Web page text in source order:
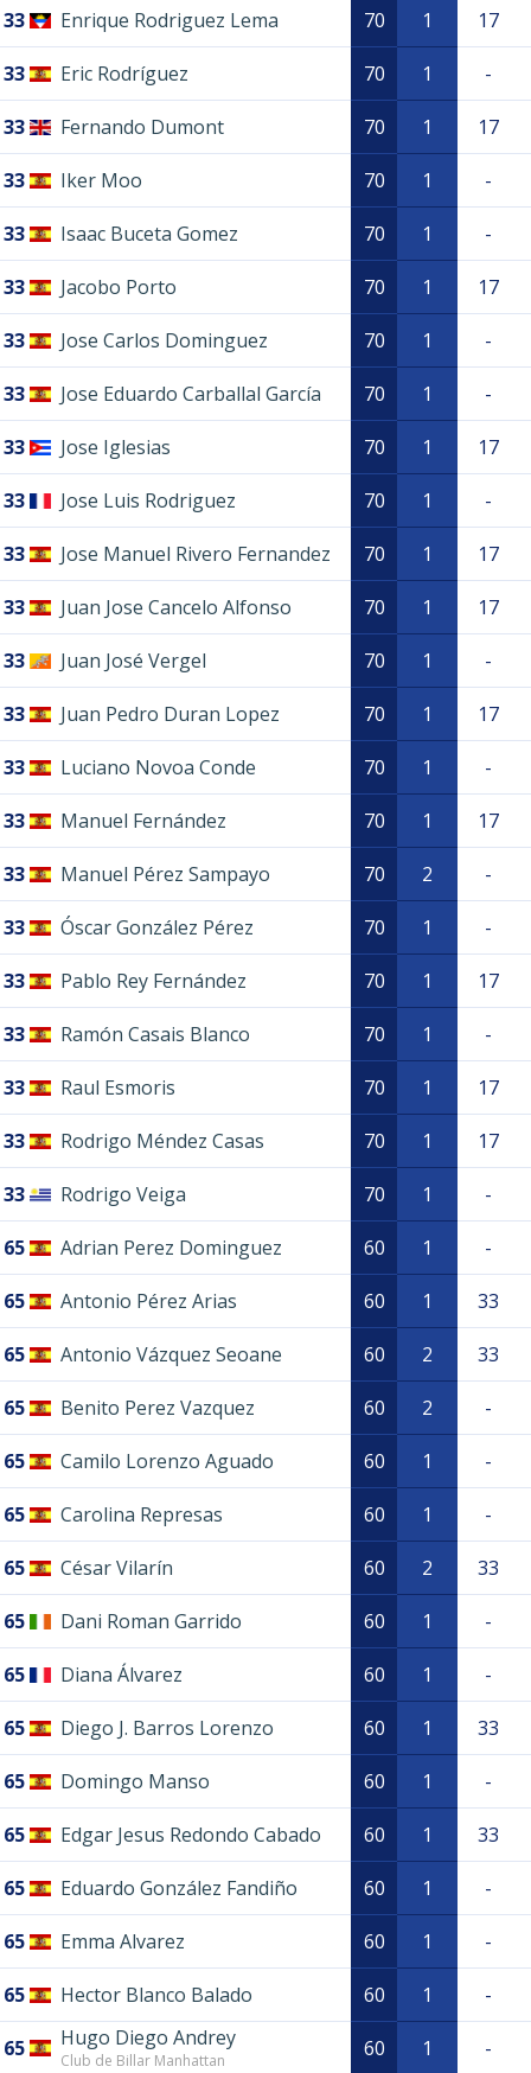
33 Enrique Rodriguez Lema 70 1 17
33 Eric Rodríguez 70 1 -
33 Fernando Dumont 70 1 17
33 Iker Moo 70 1 -
33 Isaac Buceta Gomez 70 1 -
33 Jacobo Porto 70 1 17
33 Jose Carlos Dominguez 70 1 -
33 Jose Eduardo Carballal García 70 1 -
33 Jose Iglesias 70 1 17
33 Jose Luis Rodriguez 70 1 -
33 Jose Manuel Rivero Fernandez 70 1 17
33 Juan Jose Cancelo Alfonso 70 1 17
33 Juan José Vergel 70 1 -
33 Juan Pedro Duran Lopez 70 1 17
33 Luciano Novoa Conde 70 1 -
33 Manuel Fernández 70 1 17
33 Manuel Pérez Sampayo 70 2 -
33 Óscar González Pérez 70 1 -
33 Pablo Rey Fernández 70 1 17
33 Ramón Casais Blanco 70 1 -
33 Raul Esmoris 70 1 17
33 Rodrigo Méndez Casas 70 1 17
33 Rodrigo Veiga 70 1 -
65 Adrian Perez Dominguez 60 1 -
65 Antonio Pérez Arias 60 1 33
65 Antonio Vázquez Seoane 60 2 33
65 Benito Perez Vazquez 60 2 -
65 Camilo Lorenzo Aguado 60 1 -
65 Carolina Represas 60 1 -
65 César Vilarín 60 2 33
65 Dani Roman Garrido 60 1 -
65 Diana Álvarez 60 1 -
65 Diego J. Barros Lorenzo 60 1 33
65 Domingo Manso 60 1 -
65 Edgar Jesus Redondo Cabado 60 1 33
65 Eduardo González Fandiño 60 1 -
65 Emma Alvarez 60 1 -
65 Hector Blanco Balado 60 1 -
65 Hugo Diego Andrey
Club de Billar Manhattan 60 1 -